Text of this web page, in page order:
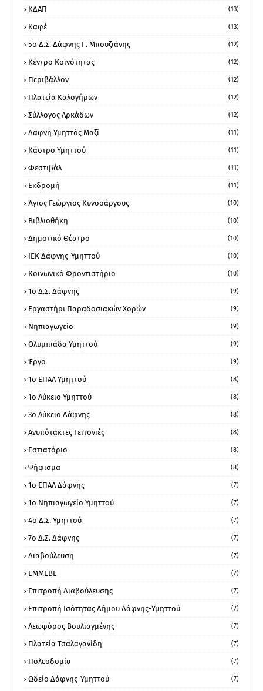
ΚΔΑΠ (13)
Καφέ (13)
5ο Δ.Σ. Δάφνης Γ. Μπουζιάνης (12)
Κέντρο Κοινότητας (12)
Περιβάλλον (12)
Πλατεία Καλογήρων (12)
Σύλλογος Αρκάδων (12)
Δάφνη Υμηττός Μαζί (11)
Κάστρο Υμηττού (11)
Φεστιβάλ (11)
Εκδρομή (11)
Άγιος Γεώργιος Κυνοσάργους (10)
Βιβλιοθήκη (10)
Δημοτικό Θέατρο (10)
ΙΕΚ Δάφνης-Υμηττού (10)
Κοινωνικό Φροντιστήριο (10)
1ο Δ.Σ. Δάφνης (9)
Εργαστήρι Παραδοσιακών Χορών (9)
Νηπιαγωγείο (9)
Ολυμπιάδα Υμηττού (9)
Έργο (9)
1o ΕΠΑΛ Υμηττού (8)
1ο Λύκειο Υμηττού (8)
3ο Λύκειο Δάφνης (8)
Ανυπότακτες Γειτονιές (8)
Εστιατόριο (8)
Ψήφισμα (8)
1ο ΕΠΑΛ Δάφνης (7)
1ο Νηπιαγωγείο Υμηττού (7)
4ο Δ.Σ. Υμηττού (7)
7ο Δ.Σ. Δάφνης (7)
Διαβούλευση (7)
ΕΜΜΕΒΕ (7)
Επιτροπή Διαβούλευσης (7)
Επιτροπή Ισότητας Δήμου Δάφνης-Υμηττού (7)
Λεωφόρος Βουλιαγμένης (7)
Πλατεία Τσαλαγανίδη (7)
Πολεοδομία (7)
Ωδείο Δάφνης-Υμηττού (7)